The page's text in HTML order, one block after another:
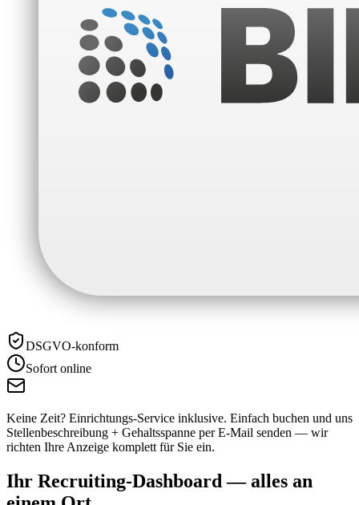
DSGVO-konform
Sofort online
Keine Zeit? Einrichtungs-Service inklusive. Einfach buchen und uns
Stellenbeschreibung + Gehaltsspanne per E-Mail senden — wir
richten Ihre Anzeige komplett für Sie ein.
Ihr Recruiting-Dashboard — alles an